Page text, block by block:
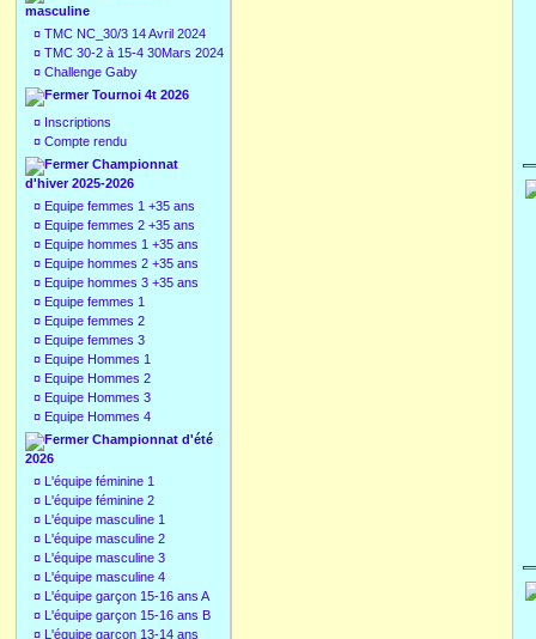
masculine
¤ TMC NC_30/3 14 Avril 2024
¤ TMC 30-2 à 15-4 30Mars 2024
¤ Challenge Gaby
Tournoi 4t 2026
¤ Inscriptions
¤ Compte rendu
Championnat
d'hiver 2025-2026
¤ Equipe femmes 1 +35 ans
¤ Equipe femmes 2 +35 ans
¤ Equipe hommes 1 +35 ans
¤ Equipe hommes 2 +35 ans
¤ Equipe hommes 3 +35 ans
¤ Equipe femmes 1
¤ Equipe femmes 2
¤ Equipe femmes 3
¤ Equipe Hommes 1
¤ Equipe Hommes 2
¤ Equipe Hommes 3
¤ Equipe Hommes 4
Championnat d'été
2026
¤ L'équipe féminine 1
¤ L'équipe féminine 2
¤ L'équipe masculine 1
¤ L'équipe masculine 2
¤ L'équipe masculine 3
¤ L'équipe masculine 4
¤ L'équipe garçon 15-16 ans A
¤ L'équipe garçon 15-16 ans B
¤ L'équipe garçon 13-14 ans